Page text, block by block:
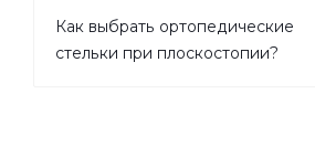
Как выбрать ортопедические
стельки при плоскостопии?